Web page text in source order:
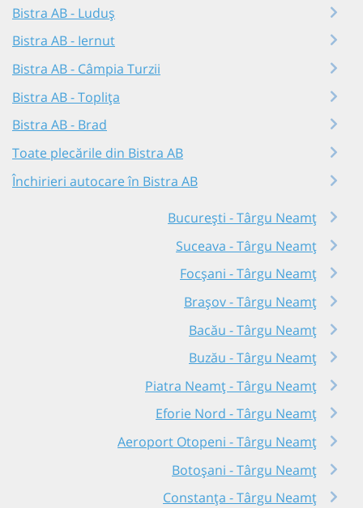
Bistra AB - Luduș
Bistra AB - Iernut
Bistra AB - Câmpia Turzii
Bistra AB - Toplița
Bistra AB - Brad
Toate plecările din Bistra AB
Închirieri autocare în Bistra AB
București - Târgu Neamț
Suceava - Târgu Neamț
Focșani - Târgu Neamț
Brașov - Târgu Neamț
Bacău - Târgu Neamț
Buzău - Târgu Neamț
Piatra Neamț - Târgu Neamț
Eforie Nord - Târgu Neamț
Aeroport Otopeni - Târgu Neamț
Botoșani - Târgu Neamț
Constanța - Târgu Neamț